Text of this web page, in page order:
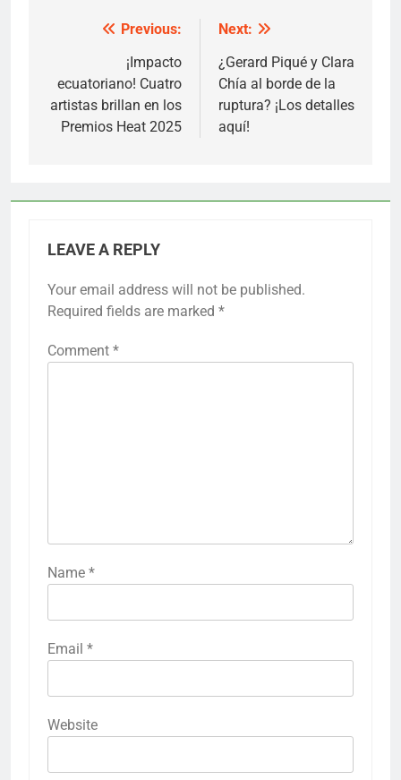
navigation
Previous:
¡Impacto
ecuatoriano! Cuatro
artistas brillan en los
Premios Heat 2025
Next:
¿Gerard Piqué y Clara
Chía al borde de la
ruptura? ¡Los detalles
aquí!
LEAVE A REPLY
Your email address will not be published.
Required fields are marked *
Comment *
Name *
Email *
Website